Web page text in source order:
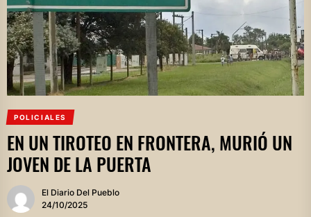
POLICIALES
EN UN TIROTEO EN FRONTERA, MURIÓ UN
JOVEN DE LA PUERTA
El Diario Del Pueblo
24/10/2025